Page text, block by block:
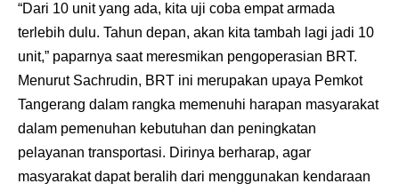
“Dari 10 unit yang ada, kita uji coba empat armada
terlebih dulu. Tahun depan, akan kita tambah lagi jadi 10
unit,” paparnya saat meresmikan pengoperasian BRT.
MenurutSachrudin, BRT ini merupakan upaya Pemkot
Tangerang dalam rangka memenuhi harapan masyarakat
dalam pemenuhan kebutuhan dan peningkatan
pelayanan transportasi. Dirinya berharap, agar
masyarakat dapat beralih dari menggunakan kendaraan